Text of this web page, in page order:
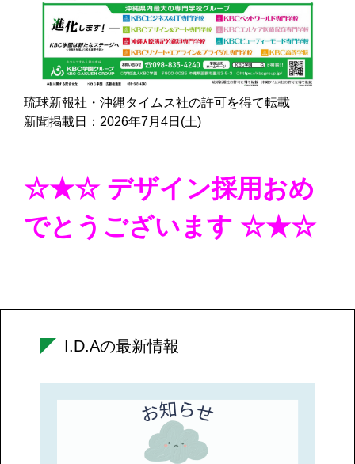
琉球新報社・沖縄タイムス社の許可を得て転載
新聞掲載日：2026年7月4日(土)
☆★☆ デザイン採用おめ
でとうございます ☆★☆
I.D.Aの最新情報